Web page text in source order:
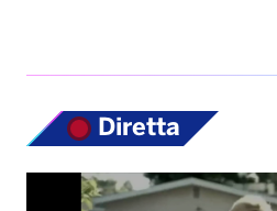
Diretta